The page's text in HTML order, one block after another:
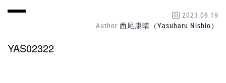
2023.09.19
Author 西尾康晴（Yasuharu Nishio）
YAS02322